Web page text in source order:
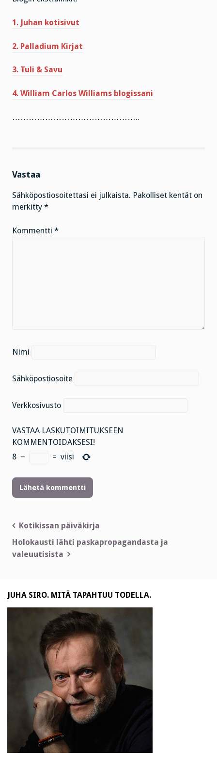
1. Juhan kotisivut
2. Palladium Kirjat
3. Tuli & Savu
4. William Carlos Williams blogissani
………………………………………..
Vastaa
Sähköpostiosoitettasi ei julkaista. Pakolliset kentät on
merkitty *
Kommentti *
Nimi
Sähköpostiosoite
Verkkosivusto
VASTAA LASKUTOIMITUKSEEN
KOMMENTOIDAKSESI!
8 − = viisi
Artikkelien
selaus
Kotikissan päiväkirja
Holokausti lähti paskapropagandasta ja
valeuutisista
JUHA SIRO. MITÄ TAPAHTUU TODELLA.